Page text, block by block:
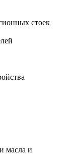
стоек
масла и